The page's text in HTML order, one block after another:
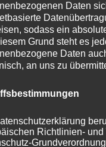
Erkenntnis gereift
einfach
Wege zurück zu
bei allen
sonstigen
letzten 16
viel
Daten
sodass ein
Grund steht es
Daten
an uns zu
Richtlinien-